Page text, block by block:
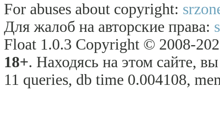
For abuses about copyright:
Для жалоб на авторские права:
Float 1.0.3 Copyright © 2008-
18+. Находясь на этом сайте,
11 queries, db time 0.004108,